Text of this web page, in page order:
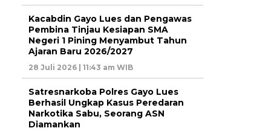
Kacabdin Gayo Lues dan Pengawas
Pembina Tinjau Kesiapan SMA
Negeri 1 Pining Menyambut Tahun
Ajaran Baru 2026/2027
28 Juli 2026 | 11:43 am WIB
Satresnarkoba Polres Gayo Lues
Berhasil Ungkap Kasus Peredaran
Narkotika Sabu, Seorang ASN
Diamankan